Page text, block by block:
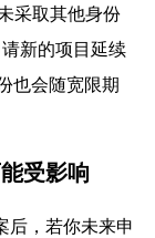
采取其他身份
新的项目延续
也会随宽限期
受影响
后，若你未来申